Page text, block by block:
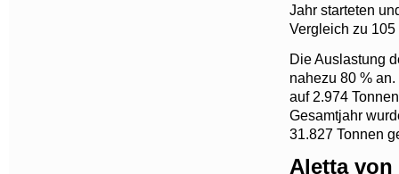
Jahr starteten
Vergleich zu
Die Auslastung
nahezu 80 %
auf 2.974
Gesamtjahr
31.827 Tonnen
Aletta von